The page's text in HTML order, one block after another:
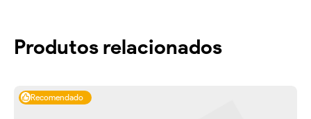
Produtos relacionados
Recomendado